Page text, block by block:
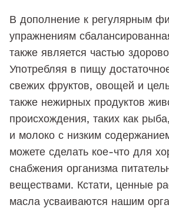
В дополнение к регулярным
упражнениям
также является частью
Употребляя в пищу
свежих фруктов, овощей и
также нежирных продуктов
происхождения, таких как
и молоко с низким
можете сделать кое-что для
снабжения организма
веществами. Кстати, ценные
масла усваиваются нашим